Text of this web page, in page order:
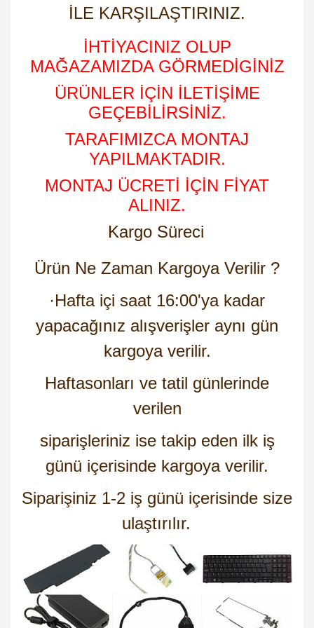
İLE KARŞILAŞTIRINIZ.
İHTİYACINIZ OLUP
MAĞAZAMIZDA GÖRMEDİGİNİZ
ÜRÜNLER İÇİN İLETİŞİME
GEÇEBİLİRSİNİZ.
TARAFIMIZCA MONTAJ
YAPILMAKTADIR.
MONTAJ ÜCRETİ İÇİN FİYAT
ALINIZ.
Kargo Süreci
Ürün Ne Zaman Kargoya Verilir ?
·Hafta içi saat 16:00'ya kadar
yapacağınız alışverişler aynı gün
kargoya verilir.
Haftasonları ve tatil günlerinde
verilen
siparişleriniz ise takip eden ilk iş
günü içerisinde kargoya verilir.
Siparişiniz 1-2 iş günü içerisinde size
ulaştırılır.